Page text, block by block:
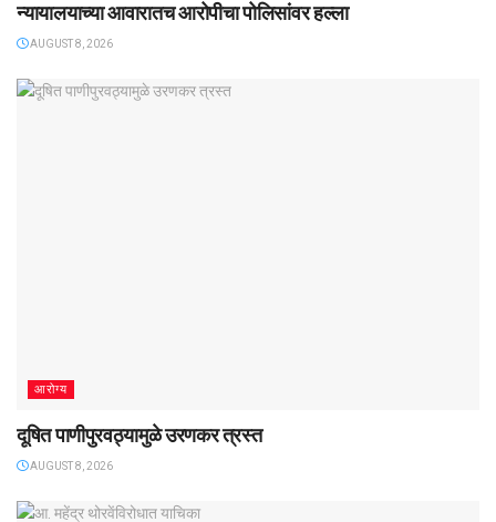
न्यायालयाच्या आवारातच आरोपीचा पोलिसांवर हल्ला
AUGUST 8, 2026
आरोग्य
दूषित पाणीपुरवठ्यामुळे उरणकर त्रस्त
AUGUST 8, 2026